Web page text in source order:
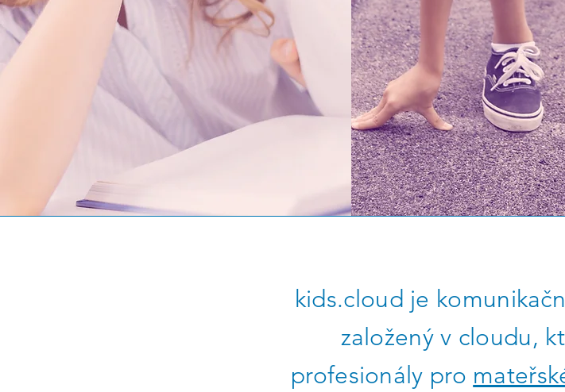
kids.cloud je
založený v cloudu,
profesionály pro